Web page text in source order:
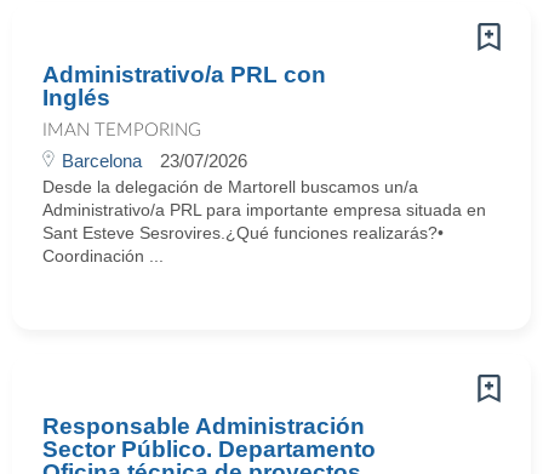
Administrativo/a PRL con
Inglés
IMAN TEMPORING
Barcelona 23/07/2026
Desde la delegación de Martorell buscamos un/a
Administrativo/a PRL para importante empresa situada en
Sant Esteve Sesrovires.¿Qué funciones realizarás?•
Coordinación ...
Responsable Administración
Sector Público. Departamento